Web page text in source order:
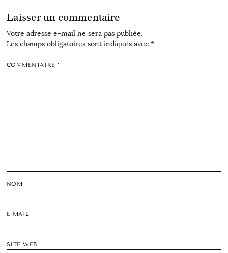
Laisser un commentaire
Votre adresse e-mail ne sera pas publiée.
Les champs obligatoires sont indiqués avec *
COMMENTAIRE*
NOM
E-MAIL
SITE WEB